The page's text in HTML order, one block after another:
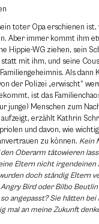
toter Opa erschienen
Aber immer kommt ihm
Hippie-WG ziehen, sein
mit ihm, und seine
Als dann
der Polizei „erwischt“
ist das
junge) Menschen zum
erzählt Kathrin
und davon, wie
zu können. Kein
Oberarm tätowieren
Eltern nicht irgendeinen
doch ständig Eltern
Bird oder Bilbo
angepasst? Sie hätten bei
mal an meine Zukunft